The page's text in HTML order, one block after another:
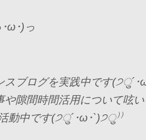
ω･)っ
スブログを実践中です(੭ु´
や隙間時間活用について呟
活動中です(੭ु´･ω･`)੭ु⁾⁾